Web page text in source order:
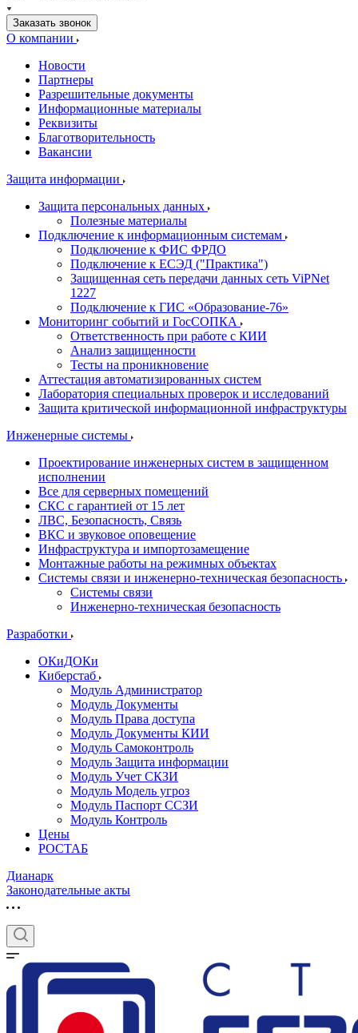
Заказать звонок
О компании
Новости
Партнеры
Разрешительные документы
Информационные материалы
Реквизиты
Благотворительность
Вакансии
Защита информации
Защита персональных данных
Полезные материалы
Подключение к информационным системам
Подключение к ФИС ФРДО
Подключение к ЕСЭД ("Практика")
Защищенная сеть передачи данных сеть ViPNet
1227
Подключение к ГИС «Образование-76»
Мониторинг событий и ГосСОПКА
Ответственность при работе с КИИ
Анализ защищенности
Тесты на проникновение
Аттестация автоматизированных систем
Лаборатория специальных проверок и исследований
Защита критической информационной инфраструктуры
Инженерные системы
Проектирование инженерных систем в защищенном
исполнении
Все для серверных помещений
СКС с гарантией от 15 лет
ЛВС, Безопасность, Связь
ВКС и звуковое оповещение
Инфраструктура и импортозамещение
Монтажные работы на режимных объектах
Системы связи и инженерно-техническая безопасность
Системы связи
Инженерно-техническая безопасность
Разработки
ОКиДОКи
Киберстаб
Модуль Администратор
Модуль Документы
Модуль Права доступа
Модуль Документы КИИ
Модуль Самоконтроль
Модуль Защита информации
Модуль Учет СКЗИ
Модуль Модель угроз
Модуль Паспорт ССЗИ
Модуль Контроль
Цены
РОСТАБ
Дианарк
Законодательные акты